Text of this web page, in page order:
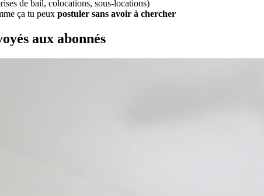
de bail, colocations, sous-locations)
ça tu peux postuler sans avoir à chercher
aux abonnés